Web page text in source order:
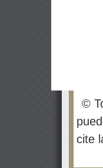
©
cite